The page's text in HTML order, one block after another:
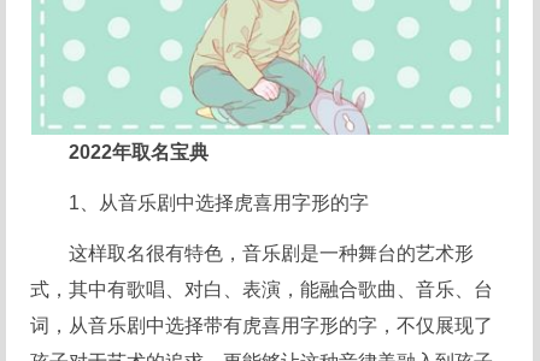
2022年取名宝典
1、从音乐剧中选择虎喜用字形的字
这样取名很有特色，音乐剧是一种舞台的艺术形
式，其中有歌唱、对白、表演，能融合歌曲、音乐、台
词，从音乐剧中选择带有虎喜用字形的字，不仅展现了